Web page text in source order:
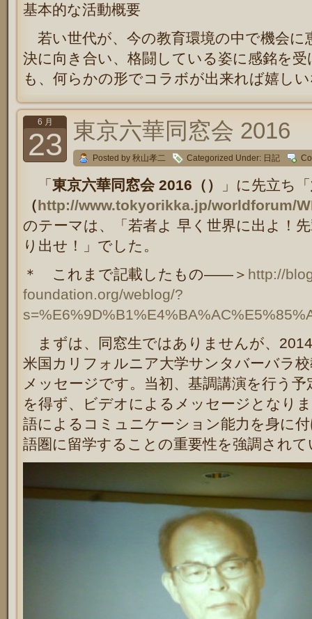
基本的な活動概要
若い世代が、今の教育環境の中で機会に
決に向き合い、格闘している姿に感銘を
も、何らかの形でコラボが出来れば嬉し
6 月
23 東京六華同窓会 2016
Posted by 秋山孝二 Categorized Under: 日記
「 東京六華同窓会 2016（） 」に先立ち「
（http://www.tokyorikka.jp/worldforum/
のテーマは、「若者よ 早く世界に出よ！
り出せ！」でした。
＊ これまで記載したもの――＞ http://
foundation.org/weblog/?
まずは、同窓生ではありませんが、
米国カリフォルニア大学サンタバーバラ
メッセージです。当初、基調講演を行う
を得ず、ビデオによるメッセージとなり
語によるコミュニケーション能力を身に
語圏に留学することの重要性を強調され